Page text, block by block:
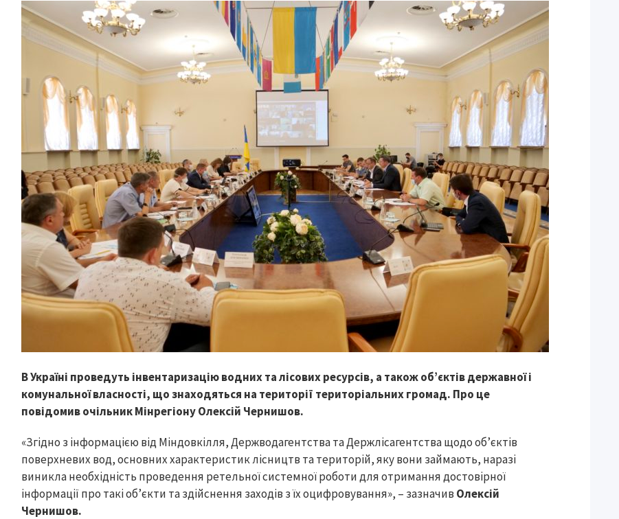
В Україні проведуть інвентаризацію водних та лісових ресурсів, а також об’єктів державної і
комунальної власності, що знаходяться на території територіальних громад. Про це
повідомив очільник Мінрегіону Олексій Чернишов.
«Згідно з інформацією від Міндовкілля, Держводагентства та Держлісагентства щодо об’єктів
поверхневих вод, основних характеристик лісництв та територій, яку вони займають, наразі
виникла необхідність проведення ретельної системної роботи для отримання достовірної
інформації про такі об’єкти та здійснення заходів з їх оцифровування», – зазначив Олексій
Чернишов.